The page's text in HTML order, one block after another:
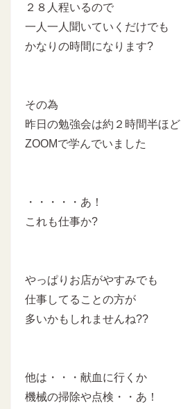
２８人程いるので
一人一人聞いていくだけでも
かなりの時間になります?
その為
昨日の勉強会は約２時間半ほど
ZOOMで学んでいました
・・・・・あ！
これも仕事か?
やっぱりお店がやすみでも
仕事してることの方が
多いかもしれませんね??
他は・・・献血に行くか
機械の掃除や点検・・あ！